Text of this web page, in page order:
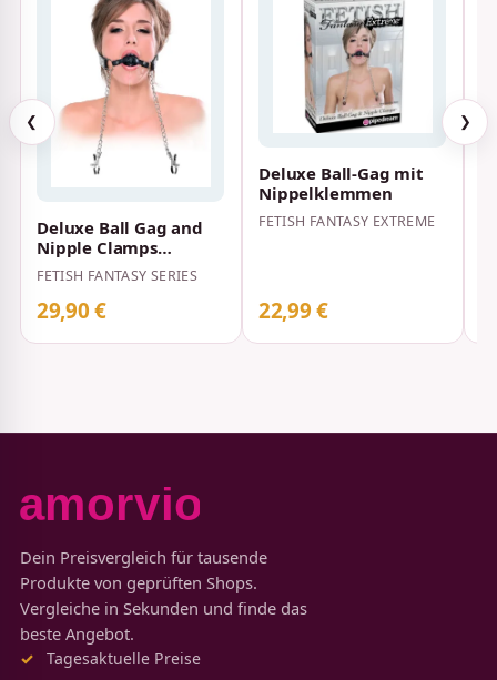
❮
Deluxe Ball Gag and
Nipple Clamps
Nippelklemmen Silber
FETISH FANTASY SERIES
29,90 €
Deluxe Ball-Gag mit
Nippelklemmen
FETISH FANTASY EXTREME
22,99 €
❯
Dein Preisvergleich für tausende
Produkte von geprüften Shops.
Vergleiche in Sekunden und finde das
beste Angebot.
Tagesaktuelle Preise